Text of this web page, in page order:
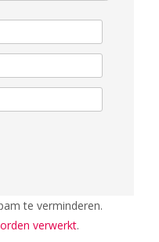
te verminderen.
verwerkt.